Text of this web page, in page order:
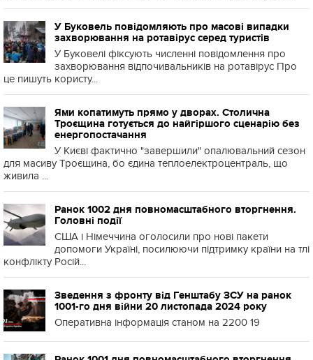
У Буковель повідомляють про масові випадки
захворювання на ротавірус серед туристів
У Буковелі фіксують численні повідомлення про
захворювання відпочивальників на ротавірус Про
це пишуть користу...
Ями копатимуть прямо у дворах. Столична
Троєщина готується до найгіршого сценарію без
енергопостачання
У Києві фактично "завершили" опалювальний сезон
для масиву Троєщина, бо єдина теплоелектроцентраль, що
живила ...
Ранок 1002 дня повномасштабного вторгнення.
Головні події
США і Німеччина оголосили про нові пакети
допомоги Україні, посилюючи підтримку країни на тлі
конфлікту Росій...
Зведення з фронту від Генштабу ЗСУ на ранок
1001-го дня війни 20 листопада 2024 року
Оперативна інформація станом на 2200 19